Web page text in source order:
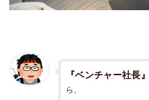
『ベンチャー社長』
ら、